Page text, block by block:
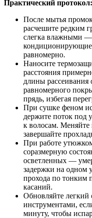
Практический протокол:
После мытья
расчешите редким
слегка влажными
кондиционирующие
равномерно.
Наносите
расстояния
длины рассеивания
равномерного
прядь, избегая
При сушке феном
держите поток под
к волосам.
завершайте
При работе
соразмерную
осветленных —
задержки на одном
прохода по тонким
касаний.
Обновляйте легкий
инструментами,
минуту, чтобы